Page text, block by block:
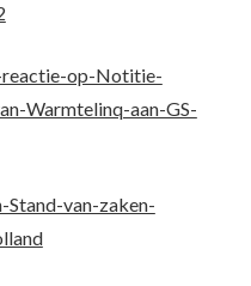
op-Notitie-
Warmtelinq-aan-GS-
van-zaken-